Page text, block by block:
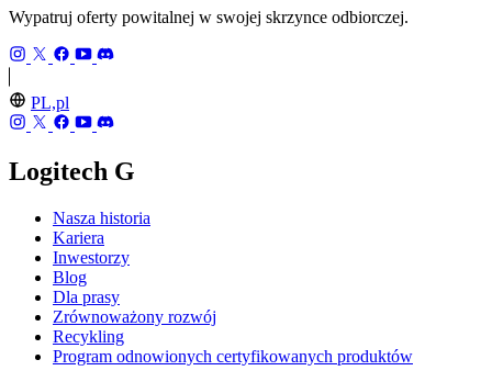
Wypatruj oferty powitalnej w swojej skrzynce odbiorczej.
PL,pl
Logitech G
Nasza historia
Kariera
Inwestorzy
Blog
Dla prasy
Zrównoważony rozwój
Recykling
Program odnowionych certyfikowanych produktów